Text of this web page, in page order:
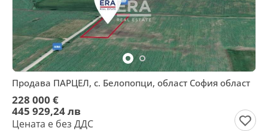
Продава ПАРЦЕЛ, с. Белопопци, област София област
228 000 €
445 929,24 лв
Цената е без ДДС